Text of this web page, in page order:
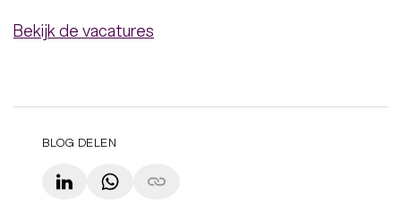
Bekijk de vacatures
BLOG DELEN
LinkedInWhatsAppCopy link